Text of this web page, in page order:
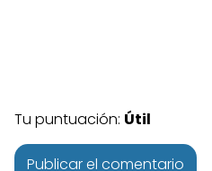
Tu puntuación: Útil